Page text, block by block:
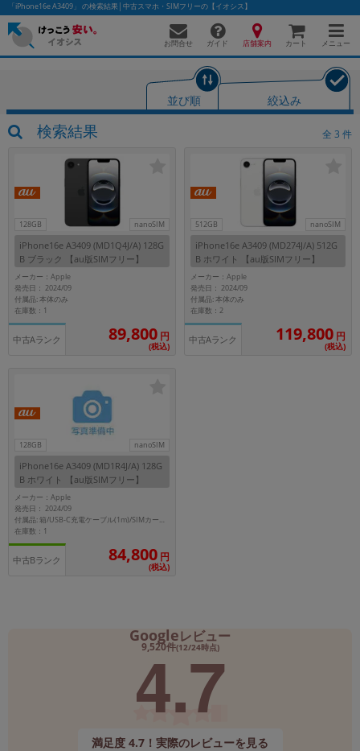
「iPhone16e A3409」 の検索結果│中古スマホ・SIMフリーの【イオシス】
お問合せ ガイド 店舗案内 カート メニュー
並び順 絞込み
検索結果 全 3 件
128GB nanoSIM
iPhone16e A3409 (MD1Q4J/A) 128G
B ブラック 【au版SIMフリー】
メーカー：Apple
発売日： 2024/09
付属品: 本体のみ
在庫数：1
中古Aランク 89,800 円
(税込)
512GB nanoSIM
iPhone16e A3409 (MD274J/A) 512G
B ホワイト 【au版SIMフリー】
メーカー：Apple
発売日： 2024/09
付属品: 本体のみ
在庫数：2
中古Aランク 119,800 円
(税込)
128GB nanoSIM
iPhone16e A3409 (MD1R4J/A) 128G
B ホワイト 【au版SIMフリー】
メーカー：Apple
発売日： 2024/09
付属品: 箱/USB-C充電ケーブル(1m)/SIMカードツール
在庫数：1
中古Bランク 84,800 円
(税込)
Googleレビュー
9,520件(12/24時点)
4.7
満足度 4.7！実際のレビューを見る
かんたんパソコン検索に切り替える
除外ワード
人気の検索ワード：Let's note EliteBook MacBook
カテゴリー
商品ジャンルの絞り込み
「スマートフォン」「タブレット」など
シリーズ
商品シリーズ名・ブランド名の絞り込み。
製造、販売メーカーの絞り込み
「Apple」「SONY」「SHARP」など
機能・特徴
商品の搭載機能による絞り込み
「5G対応」「防水」「ワンセグ」など
ドライブ
ドライブの絞り込み
ランク
~